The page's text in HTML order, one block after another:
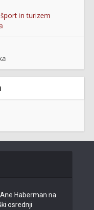
in turizem
Haberman na
osrednji